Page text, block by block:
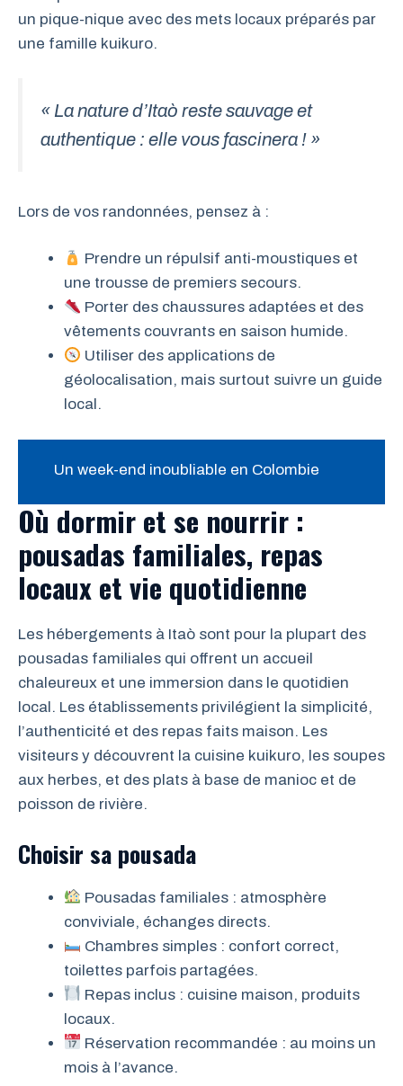
un pique-nique avec des mets locaux préparés par
une famille kuikuro.
« La nature d’Itaò reste sauvage et
authentique : elle vous fascinera ! »
Lors de vos randonnées, pensez à :
Prendre un répulsif anti-moustiques et
une trousse de premiers secours.
Porter des chaussures adaptées et des
vêtements couvrants en saison humide.
Utiliser des applications de
géolocalisation, mais surtout suivre un guide
local.
Un week-end inoubliable en Colombie
Où dormir et se nourrir :
pousadas familiales, repas
locaux et vie quotidienne
Les hébergements à Itaò sont pour la plupart des
pousadas familiales qui offrent un accueil
chaleureux et une immersion dans le quotidien
local. Les établissements privilégient la simplicité,
l’authenticité et des repas faits maison. Les
visiteurs y découvrent la cuisine kuikuro, les soupes
aux herbes, et des plats à base de manioc et de
poisson de rivière.
Choisir sa pousada
Pousadas familiales : atmosphère
conviviale, échanges directs.
Chambres simples : confort correct,
toilettes parfois partagées.
Repas inclus : cuisine maison, produits
locaux.
Réservation recommandée : au moins un
mois à l’avance.